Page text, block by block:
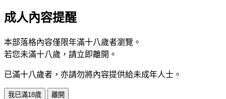
成人內容提醒
本部落格內容僅限年滿十八歲者瀏覽。
若您未滿十八歲，請立即離開。
已滿十八歲者，亦請勿將內容提供給未成年人士。
我已滿18歲 離開